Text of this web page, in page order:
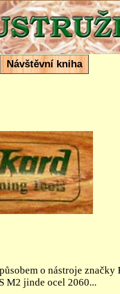
Návštěvní kniha
o nástroje
M2 jinde ocel 2060...